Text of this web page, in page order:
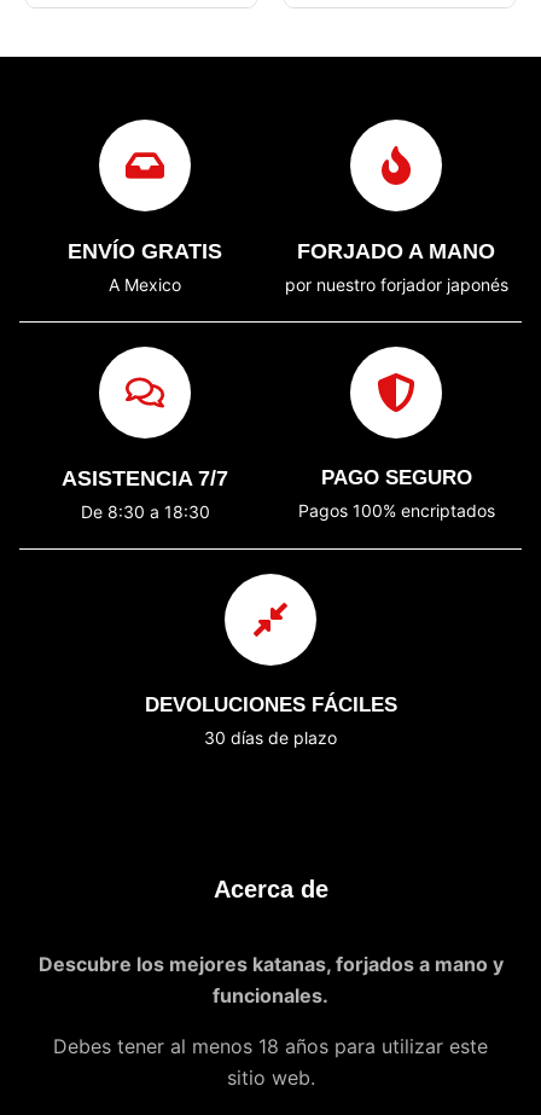
ENVÍO GRATIS
A Mexico
FORJADO A MANO
por nuestro forjador japonés
ASISTENCIA 7/7
De 8:30 a 18:30
PAGO SEGURO
Pagos 100% encriptados
DEVOLUCIONES FÁCILES
30 días de plazo
Acerca de
Descubre los mejores katanas, forjados a mano y
funcionales.
Debes tener al menos 18 años para utilizar este
sitio web.